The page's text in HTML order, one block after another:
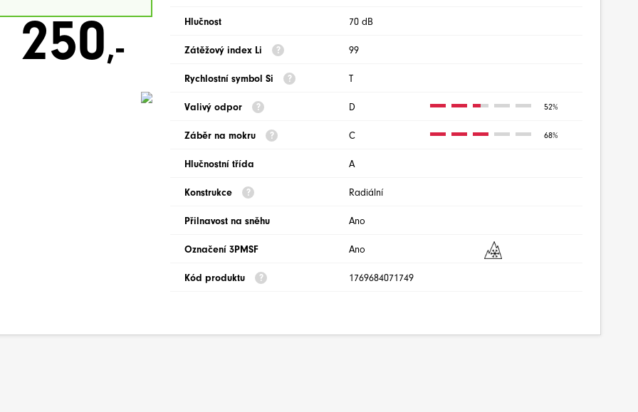
250,-
Hlučnost 70 dB
Zátěžový index Li 99
Rychlostní symbol Si T
Valivý odpor D 52%
Záběr na mokru C 68%
Hlučnostní třída A
Konstrukce Radiální
Přilnavost na sněhu Ano
Označení 3PMSF Ano
Kód produktu 1769684071749